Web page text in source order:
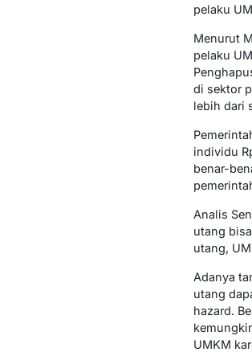
pelaku
Menurut
pelaku
di sektor
lebih dari
individu
benar-
Analis
utang
utang,
Adanya
utang
hazard.
UMKM